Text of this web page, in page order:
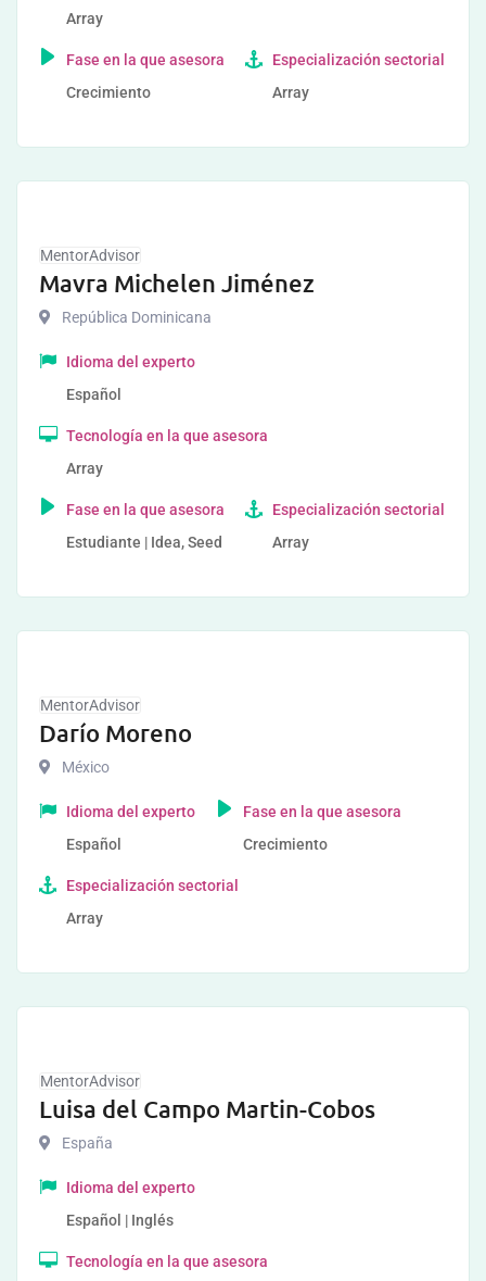
Array
Fase en la que asesora
Crecimiento
Especialización sectorial
Array
MentorAdvisor
Mavra Michelen Jiménez
República Dominicana
Idioma del experto
Español
Tecnología en la que asesora
Array
Fase en la que asesora
Estudiante | Idea, Seed
Especialización sectorial
Array
MentorAdvisor
Darío Moreno
México
Idioma del experto
Español
Fase en la que asesora
Crecimiento
Especialización sectorial
Array
MentorAdvisor
Luisa del Campo Martin-Cobos
España
Idioma del experto
Español | Inglés
Tecnología en la que asesora